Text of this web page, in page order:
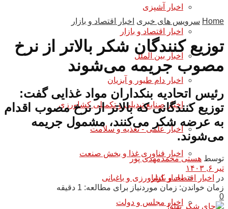
اخبار آشپزی
اخبار اقتصاد و بازار
اخبار بین الملل
اخبار دام طیور و آبزیان
اخبار صنایع تبدیلی و تکمیلی کشاورزی
اخبار علمی - تغذیه و سلامت
اخبار فناوری غذا و بخش صنعت
اخبار کشاورزی و باغبانی
اخبار مجلس و دولت
Home سرویس های خبری اخبار اقتصاد و بازار
توزیع کنندگان شکر بالاتر از نرخ
مصوب جریمه می‌شوند
رئیس اتحادیه بنکداران مواد غذایی گفت:
توزیع کنندگانی که بالاتر از نرخ مصوب اقدام
به عرضه شکر می‌کنند، مشمول جریمه
می‌شوند.
توسط هستی محمدمهدی پور
تیر ۶, ۱۴۰۳
در
اخبار اقتصاد و بازار
زمان خواندن: زمان موردنیاز برای مطالعه: 1 دقیقه
0